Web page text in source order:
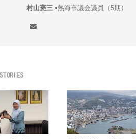
村山憲三 ▪︎熱海市議会議員（5期